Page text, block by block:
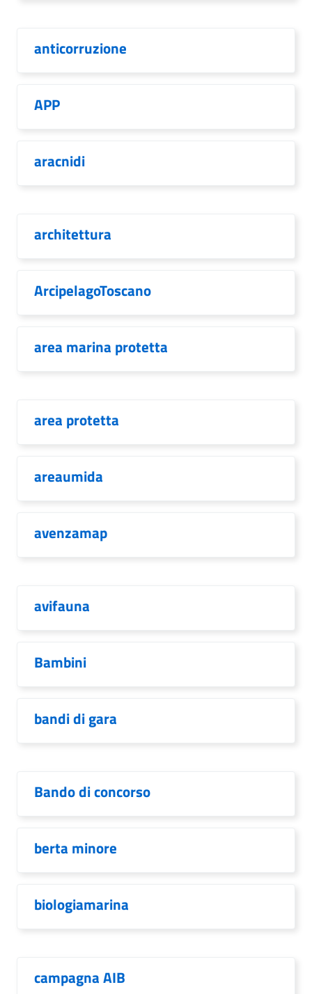
anticorruzione
APP
aracnidi
architettura
ArcipelagoToscano
area marina protetta
area protetta
areaumida
avenzamap
avifauna
Bambini
bandi di gara
Bando di concorso
berta minore
biologiamarina
campagna AIB